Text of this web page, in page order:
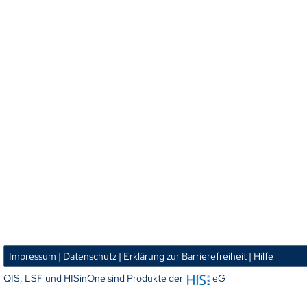
Impressum | Datenschutz | Erklärung zur Barrierefreiheit | Hilfe
QIS, LSF und HISinOne sind Produkte der
eG